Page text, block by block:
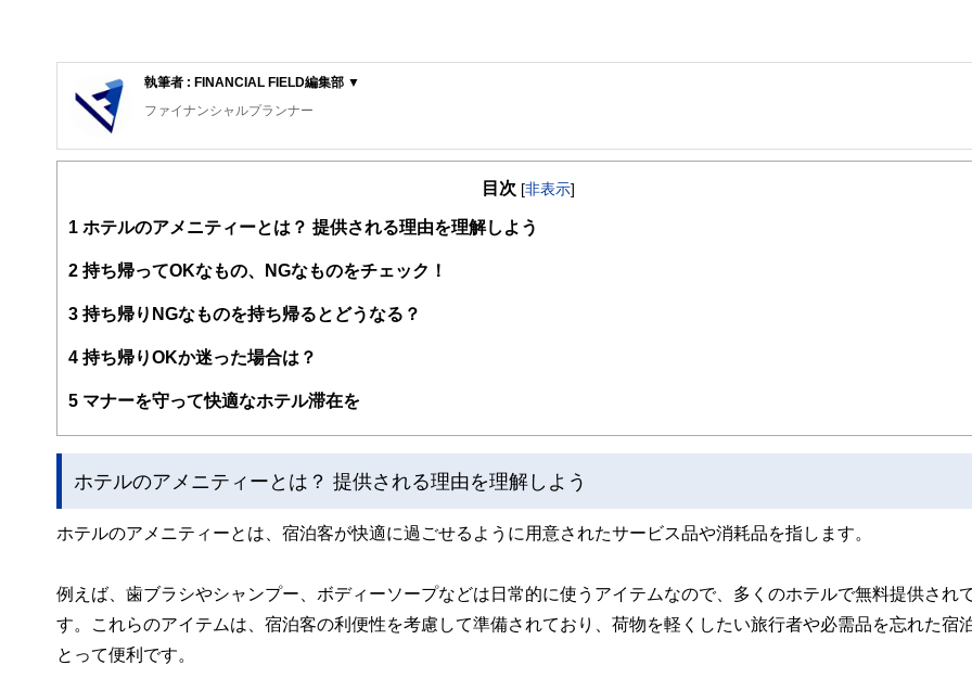
執筆者 : FINANCIAL FIELD編集部 ▼
ファイナンシャルプランナー
FinancialField編集部は、金融、経済に関する記事を、日々の暮らしにどのような影響を与えるかという視点で、お金の知識がない方でも理解
案から記事掲載まですべての工程に関わることで、読者目線のコンテンツを追求しています。
FinancialFieldの特徴は、ファイナンシャルプランナー、弁護士、税理士、宅地建物取引士、相続診断士、住宅ローンアドバイザー、DCプラン
ー、公認会計士、社会保険労務士、行政書士、投資アナリスト、キャリアコンサルタントなど150名以上の有資格者を執筆者・監修者として迎
と、読み応えのあるコンテンツと確かな情報発信を実現しています。
私たちは、快適でより良い生活のアイデアを提供するお金のコンシェルジュを目指します。
目次 [非表示]
1 ホテルのアメニティーとは？ 提供される理由を理解しよう
2 持ち帰ってOKなもの、NGなものをチェック！
3 持ち帰りNGなものを持ち帰るとどうなる？
4 持ち帰りOKか迷った場合は？
5 マナーを守って快適なホテル滞在を
ホテルのアメニティーとは？ 提供される理由を理解しよう
ホテルのアメニティーとは、宿泊客が快適に過ごせるように用意されたサービス品や消耗品を指します。
例えば、歯ブラシやシャンプー、ボディーソープなどは日常的に使うアイテムなので、多くのホテルで無料提供され
す。これらのアイテムは、宿泊客の利便性を考慮して準備されており、荷物を軽くしたい旅行者や必需品を忘れた宿
とって便利です。